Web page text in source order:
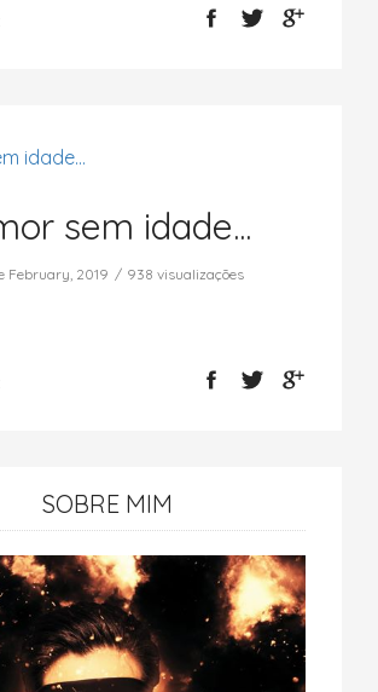
sem idade...
February, 2019 938 visualizações
SOBRE MIM